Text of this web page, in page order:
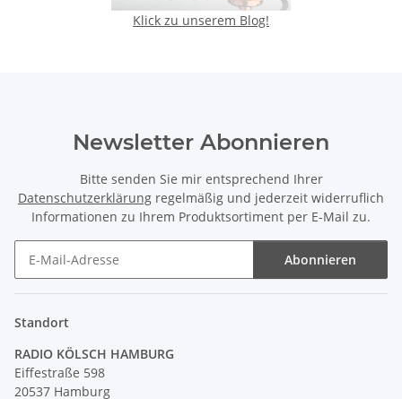
Klick zu unserem Blog!
Newsletter Abonnieren
Bitte senden Sie mir entsprechend Ihrer
Datenschutzerklärung regelmäßig und jederzeit widerruflich
Informationen zu Ihrem Produktsortiment per E-Mail zu.
Abonnieren
Standort
RADIO KÖLSCH HAMBURG
Eiffestraße 598
20537 Hamburg